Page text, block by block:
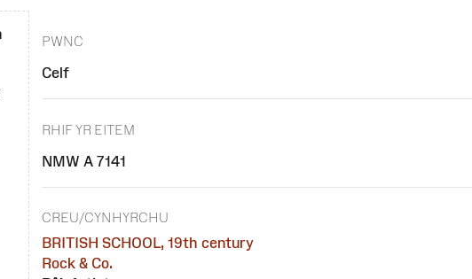
PWNC
Celf
RHIF YR EITEM
NMW A 7141
CREU/CYNHYRCHU
BRITISH SCHOOL, 19th century
Rock & Co.